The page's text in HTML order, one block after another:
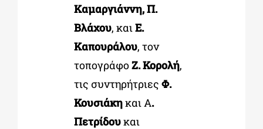
Καμαργιάννη, Π.
Βλάχου, καιΕ.
Καπουράλου, τον
τοπογράφοΖ. Κορολή,
τις συντηρήτριες Φ.
Κουσιάκηκαι Α.
Πετρίδουκαι